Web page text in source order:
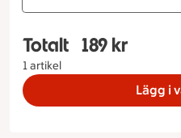
Totalt
1 artikel
Totalt 1 stycken
189 kr
Lägg i